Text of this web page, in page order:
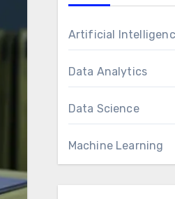
Artificial
Data Analytics
Data Science
Machine Learning